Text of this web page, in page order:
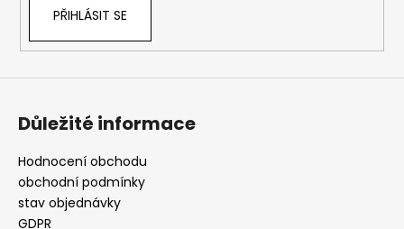
ý
p
PŘIHLÁSIT SE
Důležité informace
Hodnocení obchodu
obchodní podmínky
stav objednávky
GDPR